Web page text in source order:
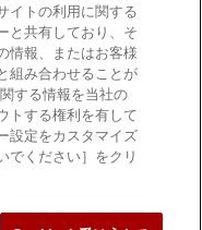
イトの利用に関する
と共有しており、そ
情報、またはお客様
組み合わせることが
する情報を当社の
トする権利を有して
設定をカスタマイズ
でください］をクリ